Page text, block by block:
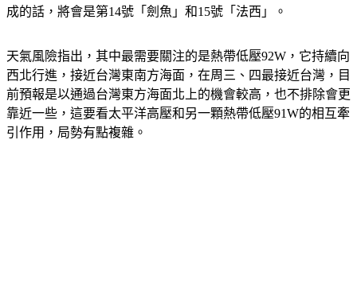
成的話，將會是第14號「劍魚」和15號「法西」。
天氣風險指出，其中最需要關注的是熱帶低壓92W，它持續向
西北行進，接近台灣東南方海面，在周三、四最接近台灣，目
前預報是以通過台灣東方海面北上的機會較高，也不排除會更
靠近一些，這要看太平洋高壓和另一顆熱帶低壓91W的相互牽
引作用，局勢有點複雜。